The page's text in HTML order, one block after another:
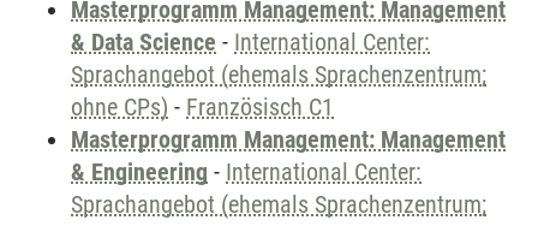
Masterprogramm Management: Management
& Data Science - International Center:
Sprachangebot (ehemals Sprachenzentrum;
ohne CPs) - Französisch C1
Masterprogramm Management: Management
& Engineering - International Center:
Sprachangebot (ehemals Sprachenzentrum;